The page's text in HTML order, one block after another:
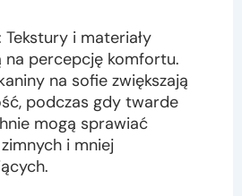
Tekstury i materiały
na percepcję komfortu.
na sofie zwiększają
podczas gdy twarde
mogą sprawiać
i mniej